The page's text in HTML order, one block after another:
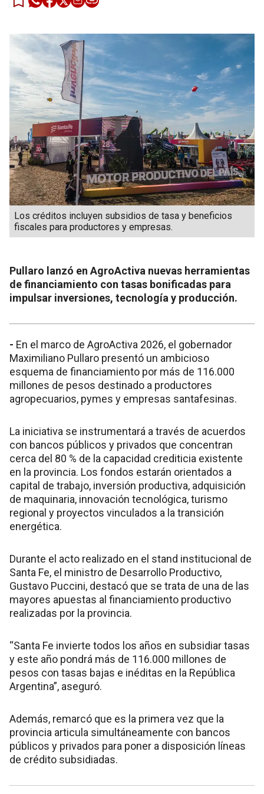
Los créditos incluyen subsidios de tasa y beneficios
fiscales para productores y empresas.
Pullaro lanzó en AgroActiva nuevas herramientas
de financiamiento con tasas bonificadas para
impulsar inversiones, tecnología y producción.
- En el marco de AgroActiva 2026, el gobernador
Maximiliano Pullaro presentó un ambicioso
esquema de financiamiento por más de 116.000
millones de pesos destinado a productores
agropecuarios, pymes y empresas santafesinas.
La iniciativa se instrumentará a través de acuerdos
con bancos públicos y privados que concentran
cerca del 80 % de la capacidad crediticia existente
en la provincia. Los fondos estarán orientados a
capital de trabajo, inversión productiva, adquisición
de maquinaria, innovación tecnológica, turismo
regional y proyectos vinculados a la transición
energética.
Durante el acto realizado en el stand institucional de
Santa Fe, el ministro de Desarrollo Productivo,
Gustavo Puccini, destacó que se trata de una de las
mayores apuestas al financiamiento productivo
realizadas por la provincia.
“Santa Fe invierte todos los años en subsidiar tasas
y este año pondrá más de 116.000 millones de
pesos con tasas bajas e inéditas en la República
Argentina”, aseguró.
Además, remarcó que es la primera vez que la
provincia articula simultáneamente con bancos
públicos y privados para poner a disposición líneas
de crédito subsidiadas.